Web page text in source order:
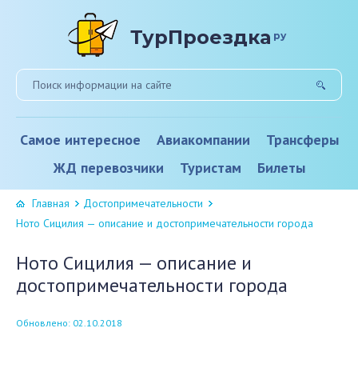
ТурПроездка ру
Самое интересное Авиакомпании
Трансферы
ЖД перевозчики
Туристам Билеты
Главная
Достопримечательности
Ното Сицилия — описание и достопримечательности города
Ното Сицилия — описание и
достопримечательности города
Обновлено: 02.10.2018